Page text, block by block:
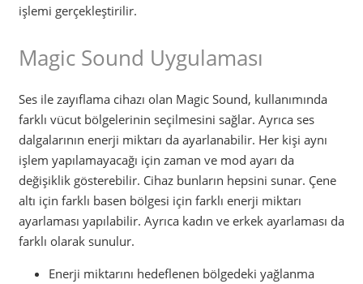
işlemi gerçekleştirilir.
Magic Sound Uygulaması
Ses ile zayıflama cihazı olan Magic Sound, kullanımında
farklı vücut bölgelerinin seçilmesini sağlar. Ayrıca ses
dalgalarının enerji miktarı da ayarlanabilir. Her kişi aynı
işlem yapılamayacağı için zaman ve mod ayarı da
değişiklik gösterebilir. Cihaz bunların hepsini sunar. Çene
altı için farklı basen bölgesi için farklı enerji miktarı
ayarlaması yapılabilir. Ayrıca kadın ve erkek ayarlaması da
farklı olarak sunulur.
Enerji miktarını hedeflenen bölgedeki yağlanma